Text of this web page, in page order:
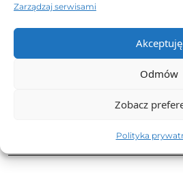
Zarządzaj serwisami
Akceptuję
Odmów
Zobacz
Polityka
Opis produktu
Skład